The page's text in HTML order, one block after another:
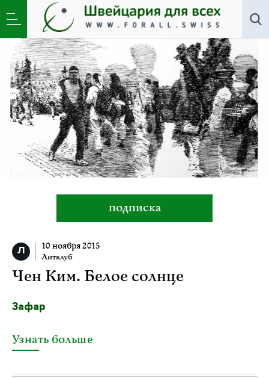
Все авторы»Чен Ким
подписка
10 ноября 2015
Литклуб
Чен Ким. Белое солнце
Зафар
Узнать больше